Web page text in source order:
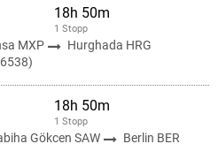
18h 50m
1 Stopp
MXP
Hurghada HRG
18h 50m
1 Stopp
Gökcen SAW
Berlin BER